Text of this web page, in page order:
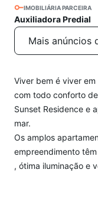
IMOBILIÁRIA PARCEIRA
Auxiliadora Predial
Mais anúncios
Viver bem é viver
com todo conforto
Sunset Residence e
mar.
Os amplos
empreendimento
, ótima iluminação e